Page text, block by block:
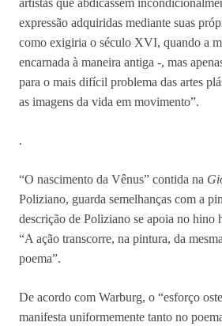
artistas que abdicassem
expressão adquiridas mediante suas
como exigiria o século XVI, quando a
encarnada à maneira antiga -, mas
para o mais difícil problema das artes
as imagens da vida em movimento”.
.
“O nascimento da Vênus” contida na
Poliziano, guarda semelhanças com a
descrição de Poliziano se apoia no hino
“A ação transcorre, na pintura, da
poema”.
De acordo com Warburg, o “esforço
manifesta uniformemente tanto no